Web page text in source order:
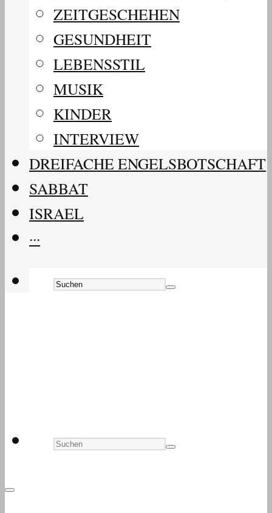
ZEITGESCHEHEN
GESUNDHEIT
LEBENSSTIL
MUSIK
KINDER
INTERVIEW
DREIFACHE ENGELSBOTSCHAFT
SABBAT
ISRAEL
···